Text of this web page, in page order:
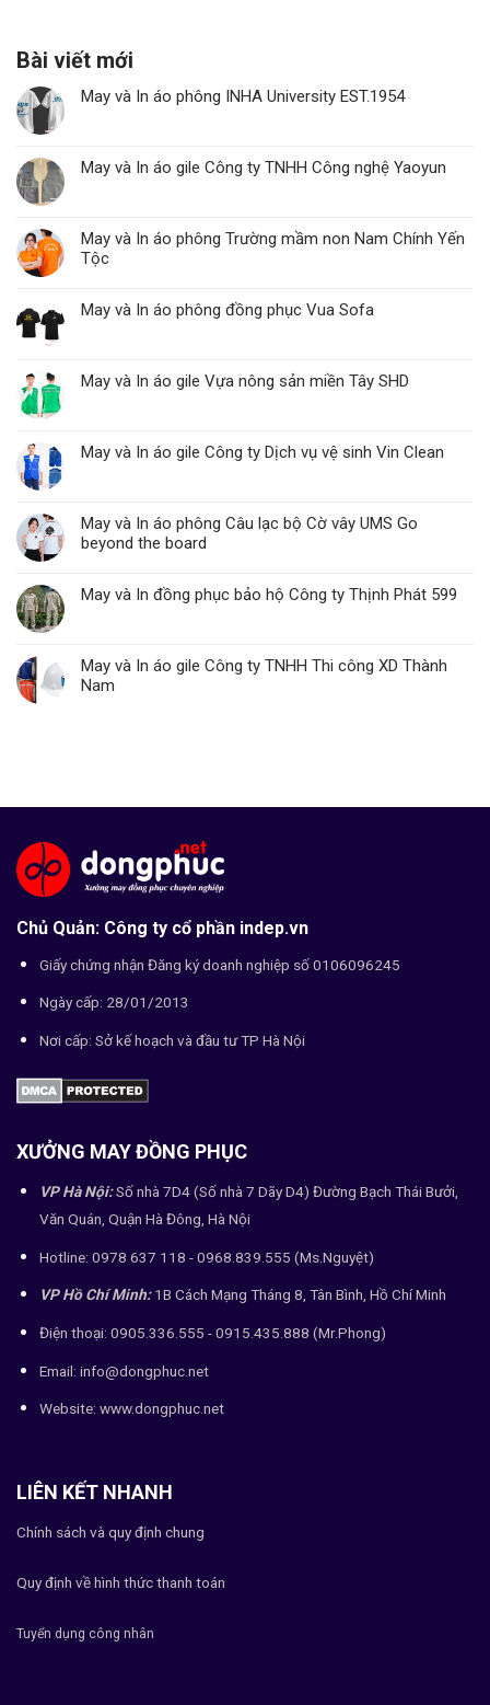
Bài viết mới
May và In áo phông INHA University EST.1954
May và In áo gile Công ty TNHH Công nghệ Yaoyun
May và In áo phông Trường mầm non Nam Chính Yến
Tộc
May và In áo phông đồng phục Vua Sofa
May và In áo gile Vựa nông sản miền Tây SHD
May và In áo gile Công ty Dịch vụ vệ sinh Vin Clean
May và In áo phông Câu lạc bộ Cờ vây UMS Go
beyond the board
May và In đồng phục bảo hộ Công ty Thịnh Phát 599
May và In áo gile Công ty TNHH Thi công XD Thành
Nam
Chủ Quản: Công ty cổ phần indep.vn
Giấy chứng nhận Đăng ký doanh nghiệp số 0106096245
Ngày cấp: 28/01/2013
Nơi cấp: Sở kế hoạch và đầu tư TP Hà Nội
XƯỞNG MAY ĐỒNG PHỤC
VP Hà Nội:Số nhà 7D4 (Số nhà 7 Dãy D4) Đường Bạch Thái Bưởi,
Văn Quán, Quận Hà Đông, Hà Nội
Hotline: 0978 637 118 - 0968.839.555 (Ms.Nguyệt)
VP Hồ Chí Minh:1B Cách Mạng Tháng 8, Tân Bình, Hồ Chí Minh
Điện thoại: 0905.336.555 - 0915.435.888 (Mr.Phong)
Email: info@dongphuc.net
Website: www.dongphuc.net
LIÊN KẾT NHANH
Chính sách và quy định chung
Quy định về hình thức thanh toán
Tuyển dụng công nhân